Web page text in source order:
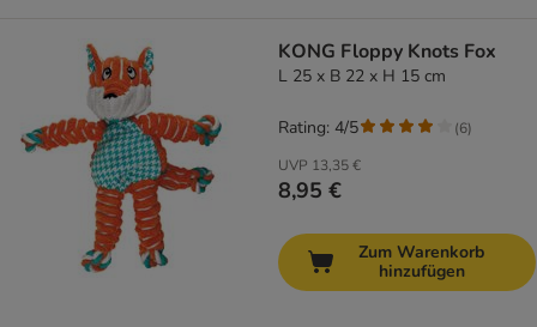
KONG Floppy Knots Fox
L 25 x B 22 x H 15 cm
UVP 13,35 €
8,95 €
Rating: 4/5 (6)
Zum Warenkorb
hinzufügen